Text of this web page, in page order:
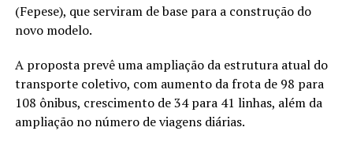
(Fepese), que serviram de base para a construção do
novo modelo.
A proposta prevê uma ampliação da estrutura atual do
transporte coletivo, com aumento da frota de 98 para
108 ônibus, crescimento de 34 para 41 linhas, além da
ampliação no número de viagens diárias.